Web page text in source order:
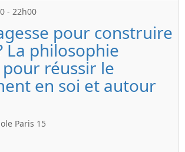
- 22h00
pour construire
La philosophie
réussir le
en soi et autour
Paris 15